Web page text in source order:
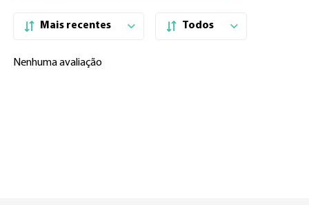
Mais recentes Todos
Nenhuma avaliação